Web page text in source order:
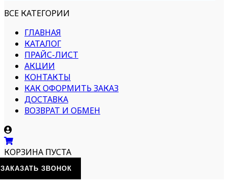
ВСЕ КАТЕГОРИИ
ГЛАВНАЯ
КАТАЛОГ
ПРАЙС-ЛИСТ
АКЦИИ
КОНТАКТЫ
КАК ОФОРМИТЬ ЗАКАЗ
ДОСТАВКА
ВОЗВРАТ И ОБМЕН
КОРЗИНА ПУСТА
ЗАКАЗАТЬ ЗВОНОК